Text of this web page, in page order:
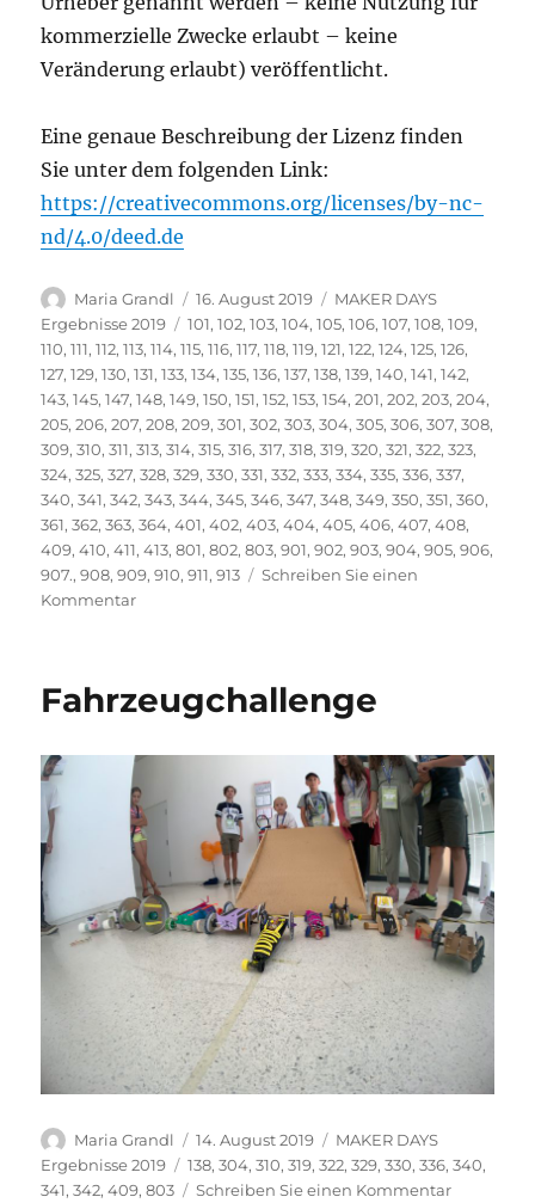
kommerzielle Zwecke erlaubt – keine
Veränderung erlaubt) veröffentlicht.
Eine genaue Beschreibung der Lizenz finden
Sie unter dem folgenden Link:
https://creativecommons.org/licenses/by-nc-
nd/4.0/deed.de
Autor
Maria Grandl
Veröffentlicht
am
16. August 2019 Kategorien
MAKER DAYS
Ergebnisse 2019
Schlagwörter
101,102,103,104,105,106,107,108,109,
110,111,112,113,114,115,116,117,118,119,121,122,124,125,126,
127,129,130,131,133,134,135,136,137,138,139,140,141,142,
143,145,147,148,149,150,151,152,153,154,201,202,203,204,
205,206,207,208,209,301,302,303,304,305,306,307,308,
309,310,311,313,314,315,316,317,318,319,320,321,322,323,
324,325,327,328,329,330,331,332,333,334,335,336,337,
340,341,342,343,344,345,346,347,348,349,350,351,360,
361,362,363,364,401,402,403,404,405,406,407,408,
409,410,411,413,801,802,803,901,902,903,904,905,906,
907.,908,909,910,911,913
Schreiben Sie einen
Kommentarzu
die
Teilnahme
MAKER
DAYS
for
kids
2019
an
TU
Graz
Fahrzeugchallenge
Autor
Maria Grandl
Veröffentlicht
am
14. August 2019 Kategorien
MAKER DAYS
Ergebnisse 2019
Schlagwörter
138,304,310,319,322,329,330,336,340,
341,342,409,803 Schreiben Sie einen Kommentarzu